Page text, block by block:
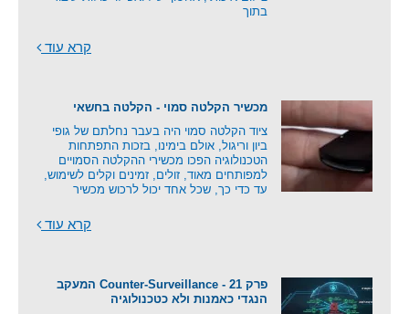
בתוך
קרא עוד
מכשיר הקלטה סמוי - הקלטה בחשאי
ציוד הקלטה סמוי היה בעבר נחלתם של גופי
ביון וריגול, אולם בימינו, בזכות התפתחות
הטכנולוגיה הפכו מכשירי ההקלטה הסמויים
למפותחים מאוד, זולים, זמינים וקלים לשימוש,
עד כדי כך, שכל אחד יכול לרכוש מכשיר
קרא עוד
פרק 21 - Counter-Surveillance המעקב
הנגדי כאמנות ולא כטכנולוגיה